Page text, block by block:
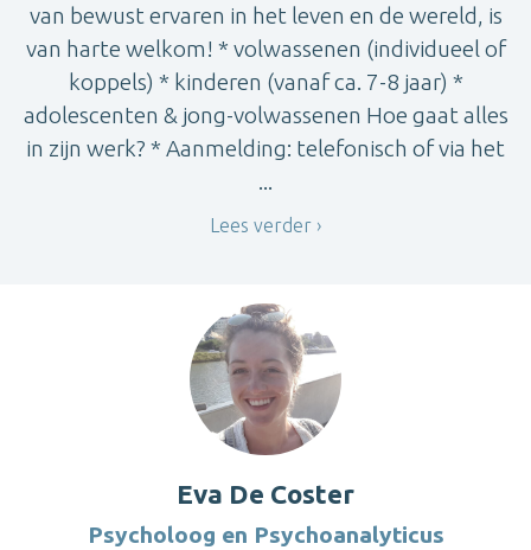
van bewust ervaren in het leven en de wereld, is
van harte welkom! * volwassenen (individueel of
koppels) * kinderen (vanaf ca. 7-8 jaar) *
adolescenten & jong-volwassenen Hoe gaat alles
in zijn werk? * Aanmelding: telefonisch of via het
...
Lees verder
Eva De Coster
Psycholoog en Psychoanalyticus